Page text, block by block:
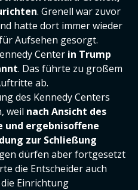
. Grenell war zuvor
hatte dort immer wieder
Aufsehen gesorgt.
Center in Trump
. Das führte zu großem
ab.
des Kennedy Centers
weil nach Ansicht des
ergebnisoffene
zur Schließung
dürfen aber fortgesetzt
die Entscheider auch
Einrichtung